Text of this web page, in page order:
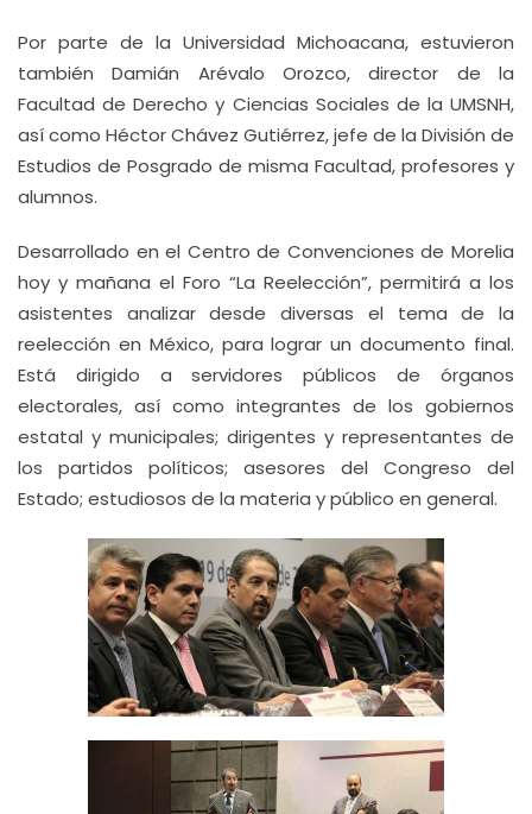
Por parte de la Universidad Michoacana, estuvieron
también Damián Arévalo Orozco, director de la
Facultad de Derecho y Ciencias Sociales de la UMSNH,
así como Héctor Chávez Gutiérrez, jefe de la División de
Estudios de Posgrado de misma Facultad, profesores y
alumnos.
Desarrollado en el Centro de Convenciones de Morelia
hoy y mañana el Foro “La Reelección”, permitirá a los
asistentes analizar desde diversas el tema de la
reelección en México, para lograr un documento final.
Está dirigido a servidores públicos de órganos
electorales, así como integrantes de los gobiernos
estatal y municipales; dirigentes y representantes de
los partidos políticos; asesores del Congreso del
Estado; estudiosos de la materia y público en general.